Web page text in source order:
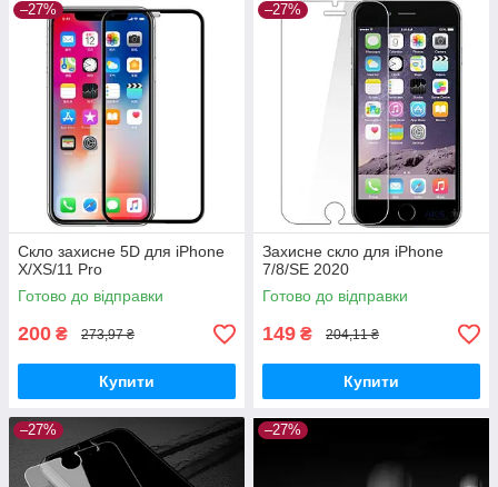
–27%
Скло захисне 5D для iPhone
X/XS/11 Pro
Готово до відправки
200 ₴ 273,97 ₴
Купити
–27%
Захисне скло для iPhone
7/8/SE 2020
Готово до відправки
149 ₴ 204,11 ₴
Купити
–27% –27%